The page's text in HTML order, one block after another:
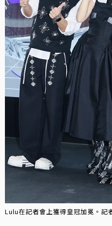
Lulu在記者會上獲得皇冠加冕。記